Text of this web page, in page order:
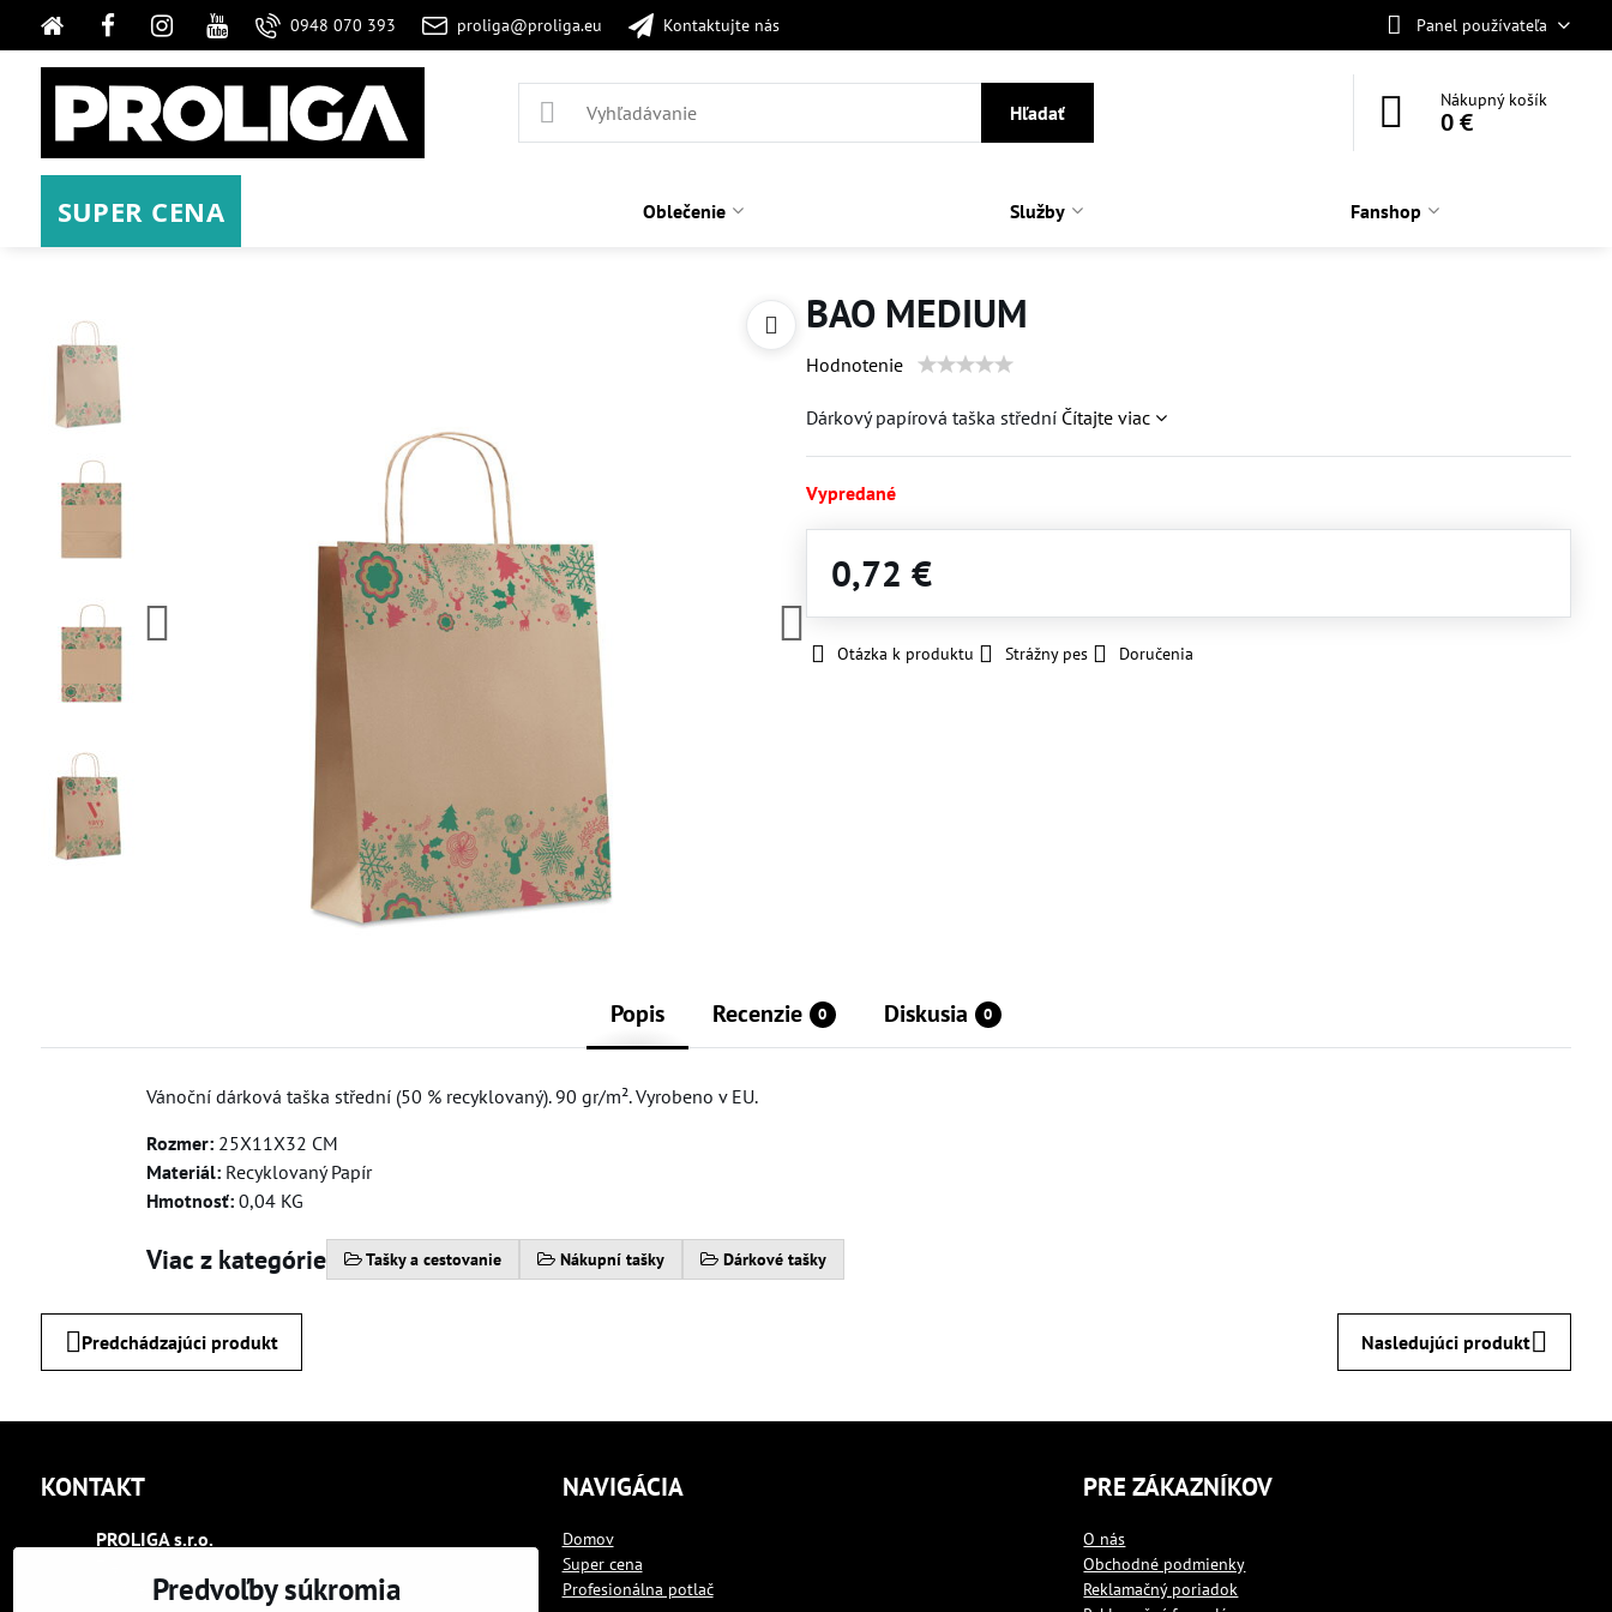
0948 070 393 proliga@proliga.eu Kontaktujte nás Panel používateľa
Hľadať
Nákupný košík
0 €
SUPER CENA Oblečenie Služby Fanshop
BAO MEDIUM
Hodnotenie
Dárkový papírová taška střední Čítajte viac
Vypredané
0,72 €
Otázka k produktu Strážny pes Doručenia
Popis Recenzie 0 Diskusia 0
Vánoční dárková taška střední (50 % recyklovaný). 90 gr/m². Vyrobeno v EU.
Rozmer:25X11X32 CM
Materiál:Recyklovaný Papír
Hmotnosť:0,04 KG
Viac z kategórie Tašky a cestovanie Nákupní tašky Dárkové tašky
Predchádzajúci produkt Nasledujúci produkt
KONTAKT
PROLIGA s​.r​.o​.
Kasárenská 2404
NAVIGÁCIA
Domov
Super cena
Profesionálna potlač
PRE ZÁKAZNÍKOV
O nás
Obchodné podmienky
Reklamačný poriadok
Predvoľby súkromia